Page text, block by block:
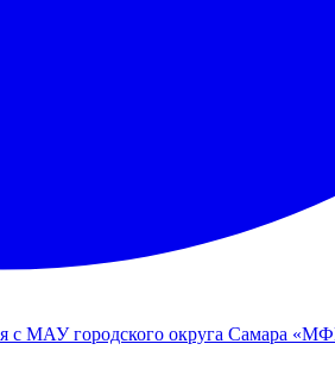
с МАУ городского округа Самара